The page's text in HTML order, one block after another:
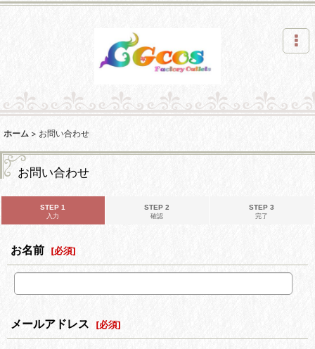
ホーム > お問い合わせ
お問い合わせ
STEP 1
入力
STEP 2
確認
STEP 3
完了
お名前 [必須]
メールアドレス [必須]